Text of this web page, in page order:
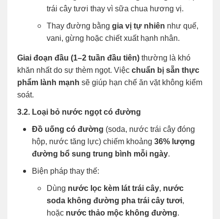
trái cây tươi thay vì sữa chua hương vị.
Thay đường bằng gia vị tự nhiên như quế,
vani, gừng hoặc chiết xuất hạnh nhân.
Giai đoạn đầu (1–2 tuần đầu tiên) thường là khó
khăn nhất do sự thèm ngọt. Việc chuẩn bị sẵn thực
phẩm lành mạnh sẽ giúp hạn chế ăn vặt không kiểm
soát.
3.2. Loại bỏ nước ngọt có đường
Đồ uống có đường (soda, nước trái cây đóng
hộp, nước tăng lực) chiếm khoảng 36% lượng
đường bổ sung trung bình mỗi ngày.
Biện pháp thay thế:
Dùng nước lọc kèm lát trái cây, nước
soda không đường pha trái cây tươi,
hoặc nước thảo mộc không đường.